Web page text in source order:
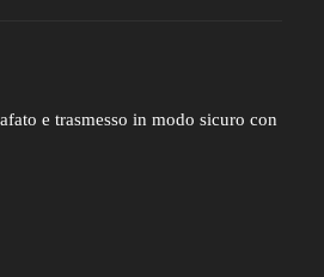
e trasmesso in modo sicuro con